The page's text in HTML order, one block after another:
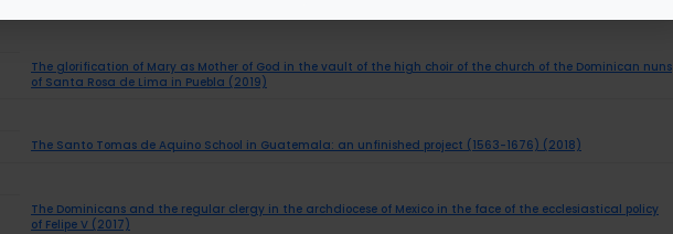
The glorification of Mary as Mother of God in the vault of the high choir of the church of the Dominican nuns
of Santa Rosa de Lima in Puebla (2019)
The Santo Tomas de Aquino School in Guatemala: an unfinished project (1563-1676) (2018)
The Dominicans and the regular clergy in the archdiocese of Mexico in the face of the ecclesiastical policy
of Felipe V (2017)